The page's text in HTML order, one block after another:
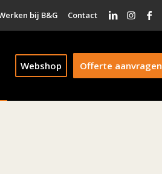
bij B&G Contact
Webshop Offerte aanvragen